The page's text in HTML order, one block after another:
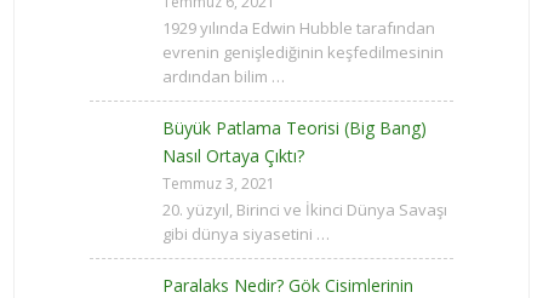
1929 yılında Edwin Hubble tarafından
evrenin genişlediğinin keşfedilmesinin
ardından bilim …
Büyük Patlama Teorisi (Big Bang)
Nasıl Ortaya Çıktı?
Temmuz 3, 2021
20. yüzyıl, Birinci ve İkinci Dünya Savaşı
gibi dünya siyasetini …
Paralaks Nedir? Gök Cisimlerinin